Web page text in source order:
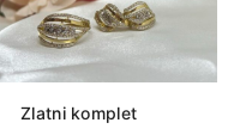
Zlatni komplet